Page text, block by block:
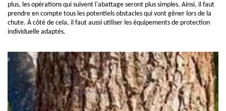
plus, les opérations qui suivent l'abattage seront plus simples. Ainsi, il faut
prendre en compte tous les potentiels obstacles qui vont gêner lors de la
chute. À côté de cela, il faut aussi utiliser les équipements de protection
individuelle adaptés.